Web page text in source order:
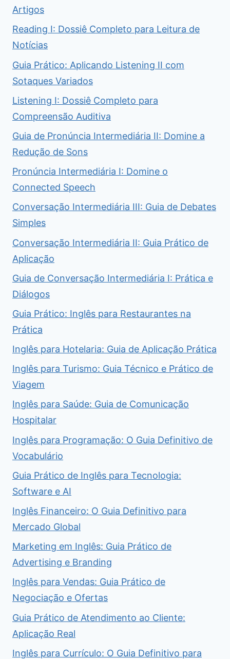
Artigos
Reading I: Dossiê Completo para Leitura de
Notícias
Guia Prático: Aplicando Listening II com
Sotaques Variados
Listening I: Dossiê Completo para
Compreensão Auditiva
Guia de Pronúncia Intermediária II: Domine a
Redução de Sons
Pronúncia Intermediária I: Domine o
Connected Speech
Conversação Intermediária III: Guia de Debates
Simples
Conversação Intermediária II: Guia Prático de
Aplicação
Guia de Conversação Intermediária I: Prática e
Diálogos
Guia Prático: Inglês para Restaurantes na
Prática
Inglês para Hotelaria: Guia de Aplicação Prática
Inglês para Turismo: Guia Técnico e Prático de
Viagem
Inglês para Saúde: Guia de Comunicação
Hospitalar
Inglês para Programação: O Guia Definitivo de
Vocabulário
Guia Prático de Inglês para Tecnologia:
Software e AI
Inglês Financeiro: O Guia Definitivo para
Mercado Global
Marketing em Inglês: Guia Prático de
Advertising e Branding
Inglês para Vendas: Guia Prático de
Negociação e Ofertas
Guia Prático de Atendimento ao Cliente:
Aplicação Real
Inglês para Currículo: O Guia Definitivo para